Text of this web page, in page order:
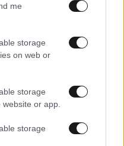
me
storage
on web or
storage
or app.
storage